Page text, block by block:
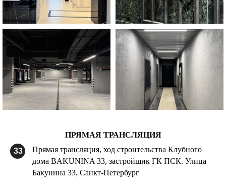
ПРЯМАЯ ТРАНСЛЯЦИЯ
33
Прямая трансляция, ход строительства Клубного
дома BAKUNINA 33, застройщик ГК ПСК. Улица
Бакунина 33, Санкт-Петербург